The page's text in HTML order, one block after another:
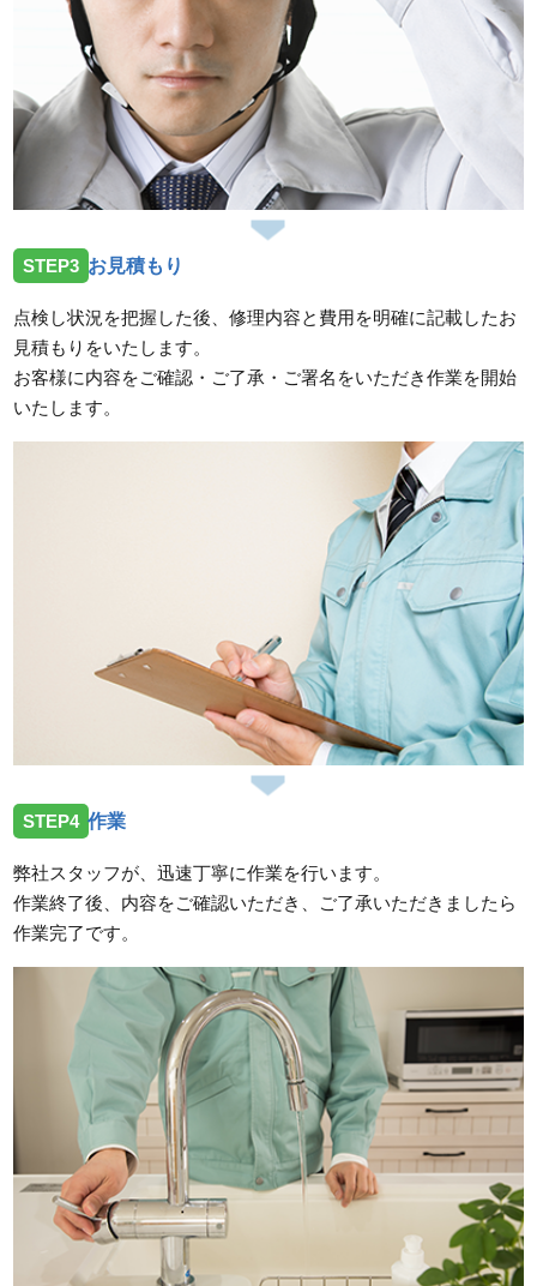
STEP3 お見積もり
点検し状況を把握した後、修理内容と費用を明確に記載したお
見積もりをいたします。
お客様に内容をご確認・ご了承・ご署名をいただき作業を開始
いたします。
STEP4 作業
弊社スタッフが、迅速丁寧に作業を行います。
作業終了後、内容をご確認いただき、ご了承いただきましたら
作業完了です。